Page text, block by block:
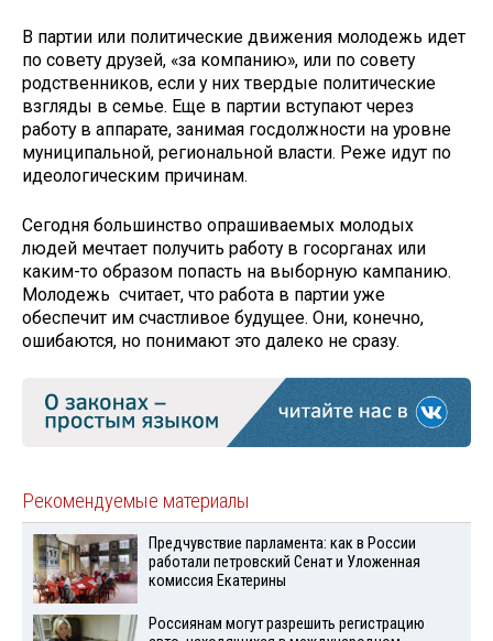
В партии или политические движения молодежь идет
по совету друзей, «за компанию», или по совету
родственников, если у них твердые политические
взгляды в семье. Еще в партии вступают через
работу в аппарате, занимая госдолжности на уровне
муниципальной, региональной власти. Реже идут по
идеологическим причинам.
Сегодня большинство опрашиваемых молодых
людей мечтает получить работу в госорганах или
каким-то образом попасть на выборную кампанию.
Молодежь считает, что работа в партии уже
обеспечит им счастливое будущее. Они, конечно,
ошибаются, но понимают это далеко не сразу.
Рекомендуемые материалы
Предчувствие парламента: как в России
работали петровский Сенат и Уложенная
комиссия Екатерины
Россиянам могут разрешить регистрацию